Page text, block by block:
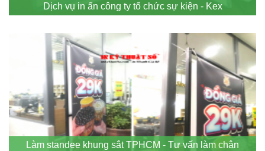
Dịch vụ in ấn công ty tổ chức sự kiện - Kex
Làm standee khung sắt TPHCM - Tư vấn làm chân